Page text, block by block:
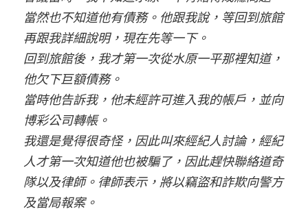
當然也不知道他有債務。他跟我說，等回到旅館
再跟我詳細說明，現在先等一下。
回到旅館後，我才第一次從水原一平那裡知道，
他欠下巨額債務。
當時他告訴我，他未經許可進入我的帳戶，並向
博彩公司轉帳。
我還是覺得很奇怪，因此叫來經紀人討論，經紀
人才第一次知道他也被騙了，因此趕快聯絡道奇
隊以及律師。律師表示，將以竊盜和詐欺向警方
及當局報案。